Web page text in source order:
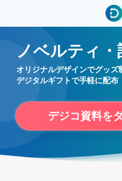
ノベルティ・
オリジナルデザインでグッズ
デジタルギフトで手軽に配布
デジコ資料を